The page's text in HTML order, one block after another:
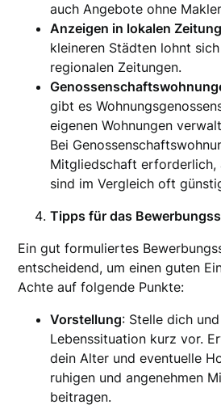
auch Angebote ohne
Anzeigen in lokalen
kleineren Städten lohnt
regionalen Zeitungen.
gibt es
eigenen Wohnungen
Bei
Mitgliedschaft erforderlich,
sind im Vergleich oft
Tipps für das
Ein gut formuliertes
entscheidend, um einen guten
Achte auf folgende Punkte:
Vorstellung: Stelle dich
Lebenssituation kurz vor.
dein Alter und eventuelle
ruhigen und angenehmen
beitragen.